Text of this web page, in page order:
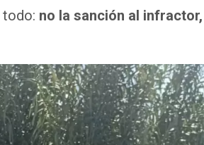
todo: no la sanción al infractor,